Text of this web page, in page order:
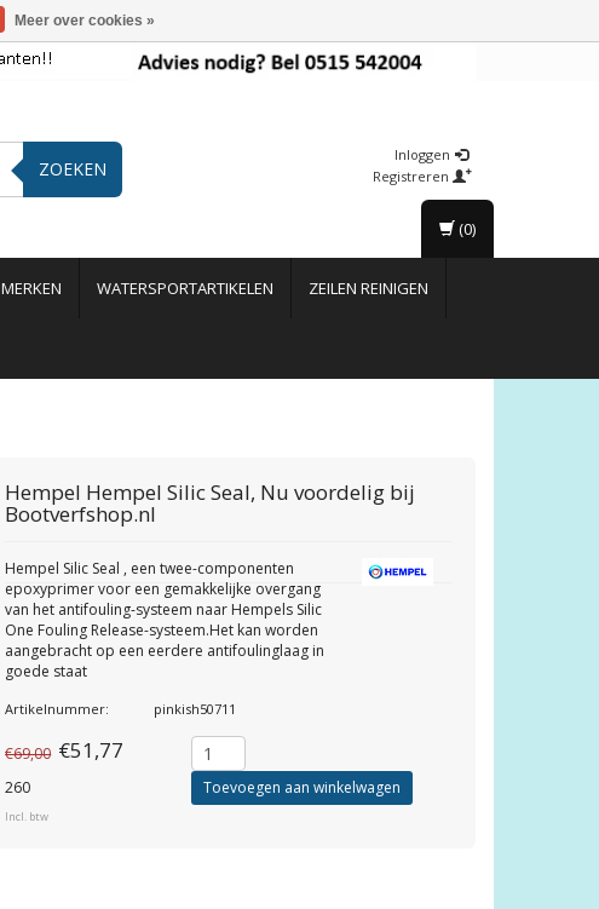
ZOEKEN
Inloggen
Registreren
MERKEN WATERSPORTARTIKELEN ZEILEN REINIGEN
(0)
Hempel Hempel Silic Seal, Nu voordelig bij
Bootverfshop.nl
Hempel Silic Seal , een twee-componenten
epoxyprimer voor een gemakkelijke overgang
van het antifouling-systeem naar Hempels Silic
One Fouling Release-systeem.Het kan worden
aangebracht op een eerdere antifoulinglaag in
goede staat
Artikelnummer: pinkish50711
€69,00 €51,77
260
Incl. btw
Toevoegen aan winkelwagen
Meer over cookies »